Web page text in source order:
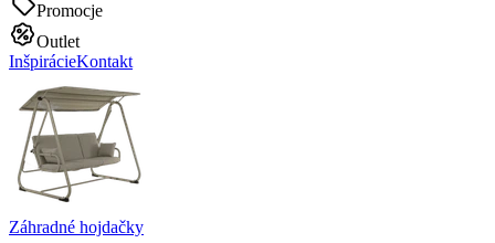
Promocje
Outlet
InšpirácieKontakt
Záhradné hojdačky